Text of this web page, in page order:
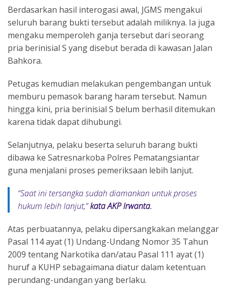
Berdasarkan hasil interogasi awal, JGMS mengakui
seluruh barang bukti tersebut adalah miliknya. Ia juga
mengaku memperoleh ganja tersebut dari seorang
pria berinisial S yang disebut berada di kawasan Jalan
Bahkora.
Petugas kemudian melakukan pengembangan untuk
memburu pemasok barang haram tersebut. Namun
hingga kini, pria berinisial S belum berhasil ditemukan
karena tidak dapat dihubungi.
Selanjutnya, pelaku beserta seluruh barang bukti
dibawa ke Satresnarkoba Polres Pematangsiantar
guna menjalani proses pemeriksaan lebih lanjut.
“Saat ini tersangka sudah diamankan untuk proses
hukum lebih lanjut,”kata AKP Irwanta.
Atas perbuatannya, pelaku dipersangkakan melanggar
Pasal 114 ayat (1) Undang-Undang Nomor 35 Tahun
2009 tentang Narkotika dan/atau Pasal 111 ayat (1)
huruf a KUHP sebagaimana diatur dalam ketentuan
perundang-undangan yang berlaku.